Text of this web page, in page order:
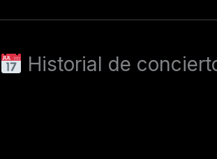
Historial de